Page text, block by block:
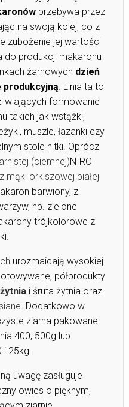
przebywa przez
na swoją kolej, co z
zubożenie jej wartości
do produkcji makaronu
żarnowych dzień
produkcyjną . Linia ta to
formowanie
takich jak wstążki,
muszle, łazanki czy
stole nitki. Oprócz
(ciemnej)NIRO
mąki orkiszowej białej
barwiony, z
np. zielone
trójkolorowe z
urozmaicają wysokiej
półprodukty
i śruta żytnia oraz
. Dodatkowo w
ziarna pakowane
400, 500g lub
25kg.
uwagę zasługuje
owies o pięknym,